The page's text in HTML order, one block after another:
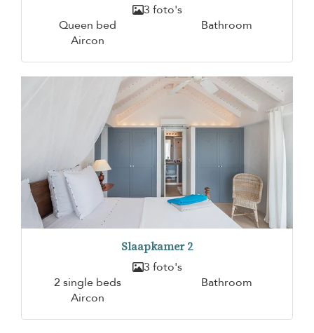
3 foto's
Queen bed
Bathroom
Aircon
Slaapkamer 2
3 foto's
2 single beds
Bathroom
Aircon